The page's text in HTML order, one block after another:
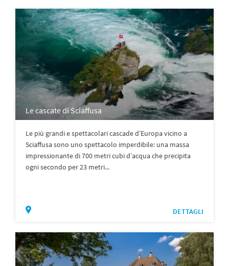
Le cascate di Sciaffusa
Le più grandi e spettacolari cascade d’Europa vicino a
Sciaffusa sono uno spettacolo imperdibile: una massa
impressionante di 700 metri cubi d’acqua che precipita
ogni secondo per 23 metri...
DETTAGLI